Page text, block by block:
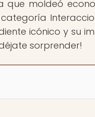
que moldeó
icónico y su
sorprender!